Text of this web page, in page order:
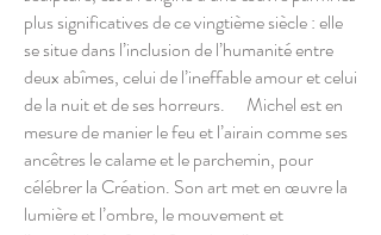
plus significatives de ce vingtième siècle : elle
se situe dans l’inclusion de l’humanité entre
deux abîmes, celui de l’ineffable amour et celui
de la nuit et de ses horreurs. Michel est en
mesure de manier le feu et l’airain comme ses
ancêtres le calame et le parchemin, pour
célébrer la Création. Son art met en œuvre la
lumière et l’ombre, le mouvement et